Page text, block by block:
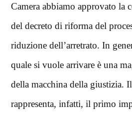
Camera abbiamo approvato la
del decreto di riforma del
riduzione dell’arretrato. In
quale si vuole arrivare è una
della macchina della giustizia.
rappresenta, infatti, il primo